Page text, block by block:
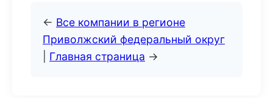
← Все компании в регионе
Приволжский федеральный округ
Главная страница →